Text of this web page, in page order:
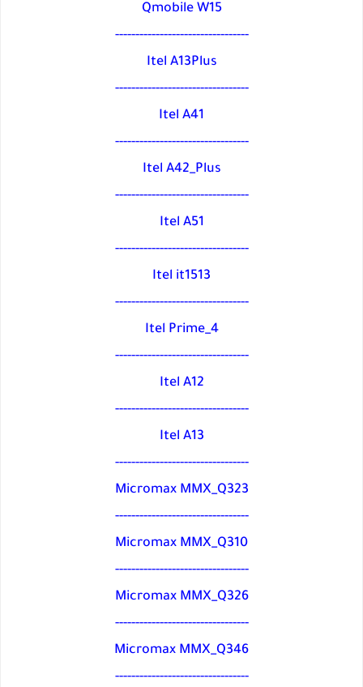
Qmobile W15
---------------------------------
Itel A13Plus
---------------------------------
Itel A41
---------------------------------
Itel A42_Plus
---------------------------------
Itel A51
---------------------------------
Itel it1513
---------------------------------
Itel Prime_4
---------------------------------
Itel A12
---------------------------------
Itel A13
---------------------------------
Micromax MMX_Q323
---------------------------------
Micromax MMX_Q310
---------------------------------
Micromax MMX_Q326
---------------------------------
Micromax MMX_Q346
---------------------------------